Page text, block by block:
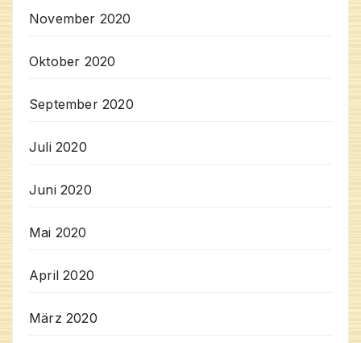
November 2020
Oktober 2020
September 2020
Juli 2020
Juni 2020
Mai 2020
April 2020
März 2020